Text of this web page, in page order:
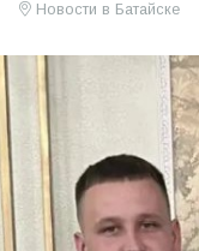
Новости в Батайске